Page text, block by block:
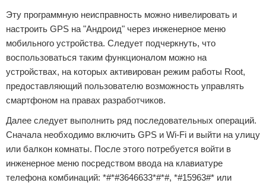
Эту программную неисправность можно нивелировать и
настроить GPS на "Андроид" через инженерное меню
мобильного устройства. Следует подчеркнуть, что
воспользоваться таким функционалом можно на
устройствах, на которых активирован режим работы Root,
предоставляющий пользователю возможность управлять
смартфоном на правах разработчиков.
Далее следует выполнить ряд последовательных операций.
Сначала необходимо включить GPS и Wi-Fi и выйти на улицу
или балкон комнаты. После этого потребуется войти в
инженерное меню посредством ввода на клавиатуре
телефона комбинаций: *#*#3646633*#*#, *#15963#* или